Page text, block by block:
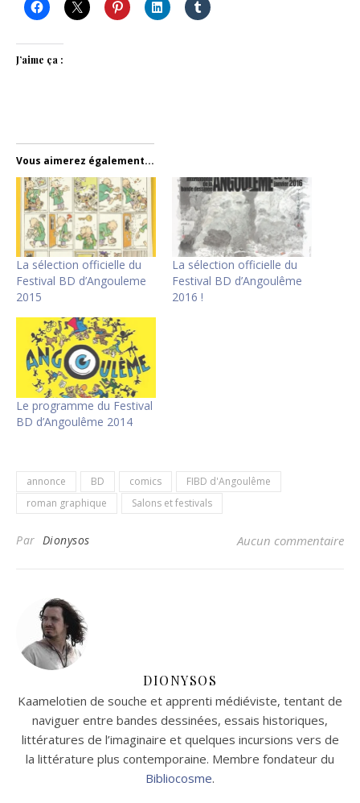
J’aime ça :
Vous aimerez également...
La sélection officielle du
Festival BD d’Angouleme
2015
La sélection officielle du
Festival BD d’Angoulême
2016 !
Le programme du Festival
BD d’Angoulême 2014
annonce BD comics
FIBD d'Angoulême
roman graphique
Salons et festivals
Par Dionysos Aucun commentaire
DIONYSOS
Kaamelotien de souche et apprenti médiéviste, tentant de
naviguer entre bandes dessinées, essais historiques,
littératures de l’imaginaire et quelques incursions vers de
la littérature plus contemporaine. Membre fondateur du
Bibliocosme.